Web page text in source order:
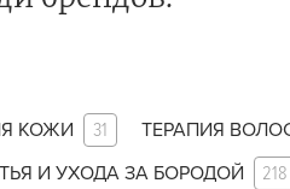
КОЖИ 31 ТЕРАПИЯ
И УХОДА ЗА БОРОДОЙ 218